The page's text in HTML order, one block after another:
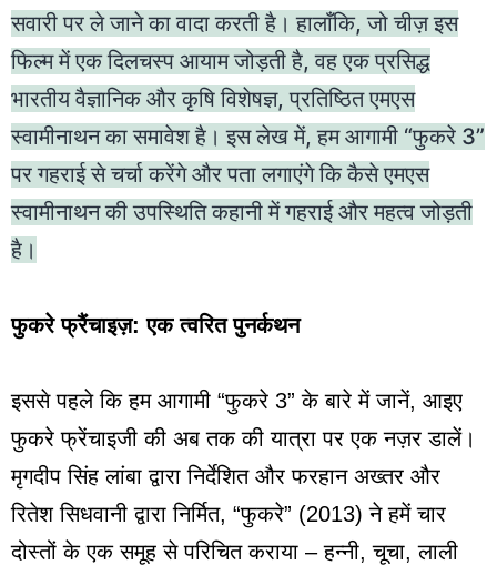
सवारी पर ले जाने का वादा करती है। हालाँकि, जो चीज़ इस
फिल्म में एक दिलचस्प आयाम जोड़ती है, वह एक प्रसिद्ध
भारतीय वैज्ञानिक और कृषि विशेषज्ञ, प्रतिष्ठित एमएस
स्वामीनाथन का समावेश है। इस लेख में, हम आगामी “फुकरे 3”
पर गहराई से चर्चा करेंगे और पता लगाएंगे कि कैसे एमएस
स्वामीनाथन की उपस्थिति कहानी में गहराई और महत्व जोड़ती
है।
फुकरे फ्रैंचाइज़: एक त्वरित पुनर्कथन
इससे पहले कि हम आगामी “फुकरे 3” के बारे में जानें, आइए
फुकरे फ्रेंचाइजी की अब तक की यात्रा पर एक नज़र डालें।
मृगदीप सिंह लांबा द्वारा निर्देशित और फरहान अख्तर और
रितेश सिधवानी द्वारा निर्मित, “फुकरे” (2013) ने हमें चार
दोस्तों के एक समूह से परिचित कराया – हन्नी, चूचा, लाली